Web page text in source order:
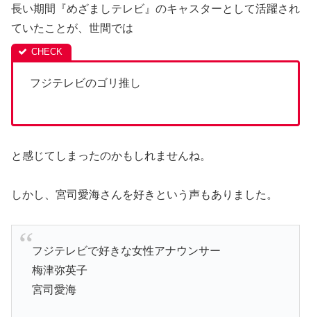
長い期間『めざましテレビ』のキャスターとして活躍され
ていたことが、世間では
フジテレビのゴリ推し
と感じてしまったのかもしれませんね。
しかし、宮司愛海さんを好きという声もありました。
フジテレビで好きな女性アナウンサー
梅津弥英子
宮司愛海